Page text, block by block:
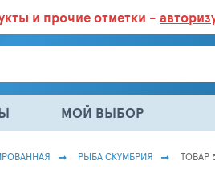
БОЛЬШЕ 100 000 ТОВАРОВ.
и прочие отметки -
МОЙ ВЫБОР
РЫБА СКУМБРИЯ ТОВАР